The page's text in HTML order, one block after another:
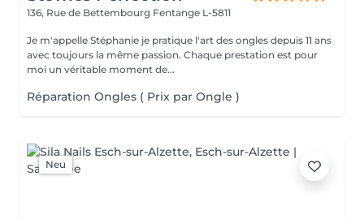
136, Rue de Bettembourg Fentange L-5811
Je m'appelle Stéphanie je pratique l'art des ongles depuis 11 ans
avec toujours la même passion. Chaque prestation est pour
moi un véritable moment de...
Réparation Ongles ( Prix par Ongle )
Neu